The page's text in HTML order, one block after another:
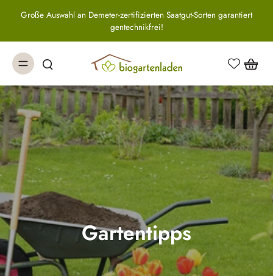
Große Auswahl an Demeter-zertifizierten Saatgut-Sorten garantiert
gentechnikfrei!
Gartentipps